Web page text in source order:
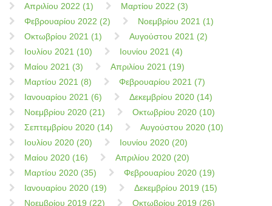
Απριλίου 2022 (1)
Μαρτίου 2022 (3)
Φεβρουαρίου 2022 (2)
Νοεμβρίου 2021 (1)
Οκτωβρίου 2021 (1)
Αυγούστου 2021 (2)
Ιουλίου 2021 (10)
Ιουνίου 2021 (4)
Μαίου 2021 (3)
Απριλίου 2021 (19)
Μαρτίου 2021 (8)
Φεβρουαρίου 2021 (7)
Ιανουαρίου 2021 (6)
Δεκεμβρίου 2020 (14)
Νοεμβρίου 2020 (21)
Οκτωβρίου 2020 (10)
Σεπτεμβρίου 2020 (14)
Αυγούστου 2020 (10)
Ιουλίου 2020 (20)
Ιουνίου 2020 (20)
Μαίου 2020 (16)
Απριλίου 2020 (20)
Μαρτίου 2020 (35)
Φεβρουαρίου 2020 (19)
Ιανουαρίου 2020 (19)
Δεκεμβρίου 2019 (15)
Νοεμβρίου 2019 (22)
Οκτωβρίου 2019 (26)